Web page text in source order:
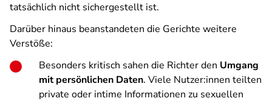
tatsächlich nicht sichergestellt ist.
Darüber hinaus beanstandeten die Gerichte weitere
Verstöße:
Besonders kritisch sahen die Richter den Umgang
mit persönlichen Daten. Viele Nutzer:innen teilten
private oder intime Informationen zu sexuellen